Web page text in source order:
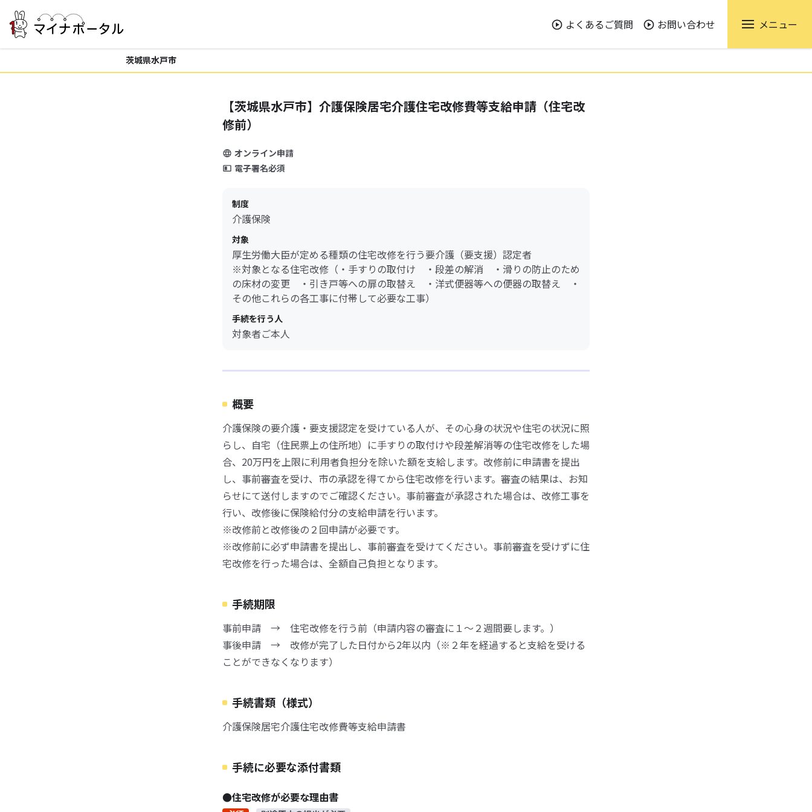
よくあるご質問 お問い合わせ メニュー
茨城県水戸市
【茨城県水戸市】介護保険居宅介護住宅改修費等支給申請（住宅改
修前）
オンライン申請
電子署名必須
制度
介護保険
対象
厚生労働大臣が定める種類の住宅改修を行う要介護（要支援）認定者
※対象となる住宅改修（・手すりの取付け ・段差の解消 ・滑りの防止のため
の床材の変更 ・引き戸等への扉の取替え ・洋式便器等への便器の取替え ・
その他これらの各工事に付帯して必要な工事）
手続を行う人
対象者ご本人
概要
介護保険の要介護・要支援認定を受けている人が、その心身の状況や住宅の状況に照
らし、自宅（住民票上の住所地）に手すりの取付けや段差解消等の住宅改修をした場
合、20万円を上限に利用者負担分を除いた額を支給します。改修前に申請書を提出
し、事前審査を受け、市の承認を得てから住宅改修を行います。審査の結果は、お知
らせにて送付しますのでご確認ください。事前審査が承認された場合は、改修工事を
行い、改修後に保険給付分の支給申請を行います。
※改修前と改修後の２回申請が必要です。
※改修前に必ず申請書を提出し、事前審査を受けてください。事前審査を受けずに住
宅改修を行った場合は、全額自己負担となります。
手続期限
事前申請 → 住宅改修を行う前（申請内容の審査に１～２週間要します。）
事後申請 → 改修が完了した日付から2年以内（※２年を経過すると支給を受ける
ことができなくなります）
手続書類（様式）
介護保険居宅介護住宅改修費等支給申請書
手続に必要な添付書類
●住宅改修が必要な理由書